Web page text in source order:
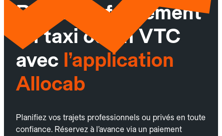
Réservez facilement
un taxi ou un VTC
avec l’application
Allocab
Planifiez vos trajets professionnels ou privés en toute
confiance. Réservez à l’avance via un paiement